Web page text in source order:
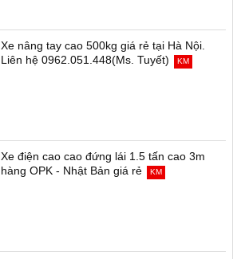
Xe nâng tay cao 500kg giá rẻ tại Hà Nội.
Liên hệ 0962.051.448(Ms. Tuyết)
KM
Xe điện cao cao đứng lái 1.5 tấn cao 3m
hàng OPK - Nhật Bản giá rẻ
KM